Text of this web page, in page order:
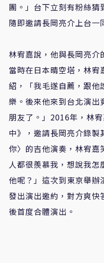
團。」台下立刻有粉絲
隨即邀請長岡亮介上台一
林宥嘉說，他與長岡亮介
當時在日本晴空塔，林
紹，「我毛遂自薦，跟
樂。後來他來到台北演
朋友了。」 2016年，林
中》，邀請長岡亮介錄
你〉的吉他演奏，林宥嘉
人都很羨慕我，想說我
他呢？」這次到東京舉
發出演出邀約，對方爽快
後首度合體演出。